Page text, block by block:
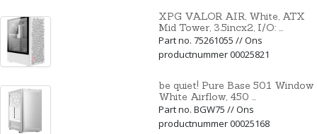
XPG VALOR AIR, White, ATX
Mid Tower, 3.5incx2, I/O: ...
Part no. 75261055 // Ons
productnummer 00025821
be quiet! Pure Base 501 Window
White Airflow, 450 ...
Part no. BGW75 // Ons
productnummer 00025168